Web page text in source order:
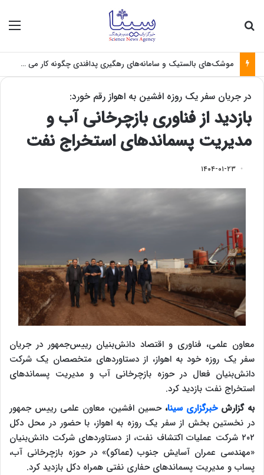
موشک‌های بالستیک و سامانه‌های رهگیری پدافندی چگونه کار می کنند؟
در جریان سفر یک روزه افشین به اهواز رقم خورد:
بازدید از فناوری بازچرخانی آب و
مدیریت پسماندهای استخراج نفت
۱۴۰۴-۰۱-۲۳
معاون علمی، فناوری و اقتصاد دانش‌بنیان رییس‌جمهور در جریان
سفر یک روزه خود به اهواز، از دستاوردهای متخصصان یک شرکت
دانش‌بنیان فعال در حوزه بازچرخانی آب و مدیریت پسماندهای
استخراج نفت بازدید کرد.
به گزارشخبرگزاری سینا،حسین افشین، معاون علمی رییس جمهور
در نخستین بخش از سفر یک روزه به اهواز، با حضور در محل دکل
۲۰۲ شرکت عملیات اکتشاف نفت، از دستاوردهای شرکت دانش‌بنیان
«مهندسی عمران آسایش جنوب (عماکو)» در حوزه بازچرخانی آب،
پساب و مدیریت پسماندهای حفاری نفتی همراه دکل بازدید کرد.